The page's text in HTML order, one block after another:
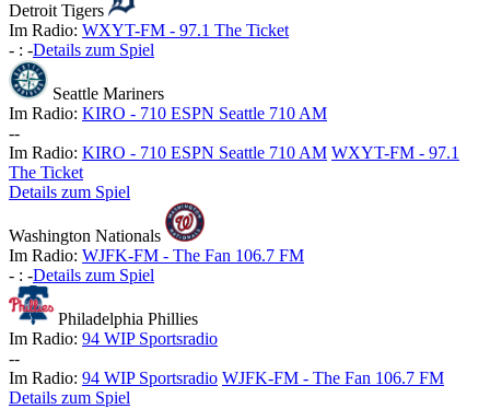
Detroit Tigers
Im Radio: WXYT-FM - 97.1 The Ticket
- : -Details zum Spiel
Seattle Mariners
Im Radio: KIRO - 710 ESPN Seattle 710 AM
--
Im Radio: KIRO - 710 ESPN Seattle 710 AM WXYT-FM - 97.1
The Ticket
Details zum Spiel
Washington Nationals
Im Radio: WJFK-FM - The Fan 106.7 FM
- : -Details zum Spiel
Philadelphia Phillies
Im Radio: 94 WIP Sportsradio
--
Im Radio: 94 WIP Sportsradio WJFK-FM - The Fan 106.7 FM
Details zum Spiel